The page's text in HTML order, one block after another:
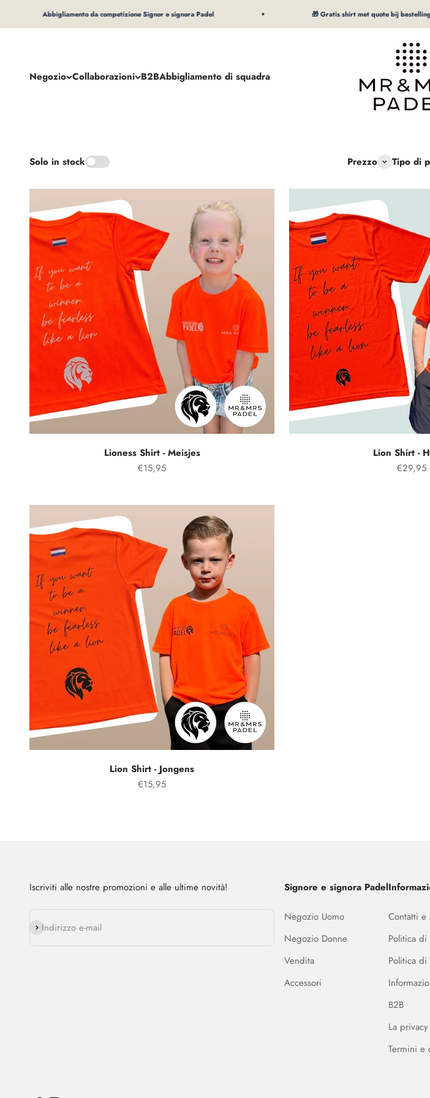
Abbigliamento da competizione Signor e signora Padel 🎁 Gratis shirt met quote bij bestelling
Negozio Collaborazioni B2BAbbigliamento di squadra
mrpadel.com
Solo in stock Prezzo Tipo di
Lioness Shirt - Meisjes
Aanbiedingsprijs
€15,95
Lion Shirt -
Prezzo
€29,95
Lion Shirt - Jongens
Aanbiedingsprijs
€15,95
Iscriviti alle nostre promozioni e alle ultime novità!
Indirizzo e-mail
Abbonarsi
Signore e signora Padel
Negozio Uomo
Negozio Donne
Vendita
Accessori
Contatti e
Politica di
Politica
B2B
La privacy
Termini e